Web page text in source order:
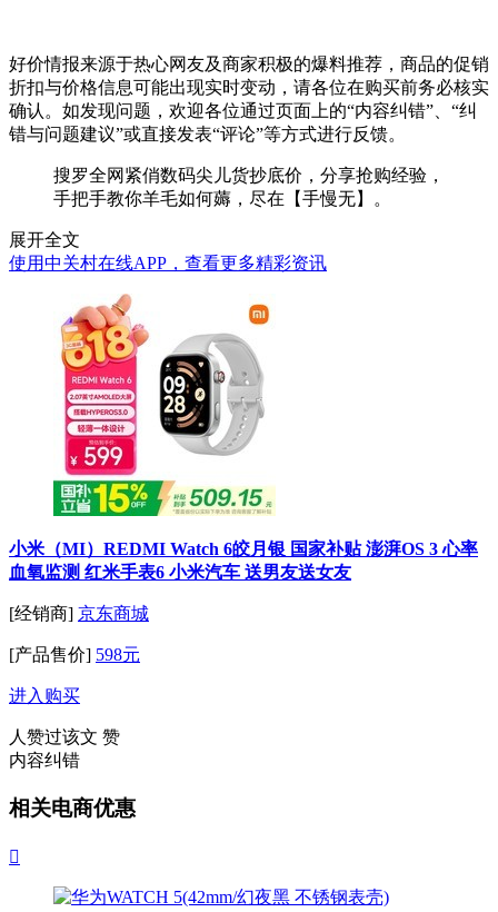
好价情报来源于热心网友及商家积极的爆料推荐，商品的促销
折扣与价格信息可能出现实时变动，请各位在购买前务必核实
确认。如发现问题，欢迎各位通过页面上的“内容纠错”、“纠
错与问题建议”或直接发表“评论”等方式进行反馈。
搜罗全网紧俏数码尖儿货抄底价，分享抢购经验，
手把手教你羊毛如何薅，尽在【手慢无】。
展开全文
使用中关村在线APP，查看更多精彩资讯
小米（MI）REDMI Watch 6皎月银 国家补贴 澎湃OS 3 心率
血氧监测 红米手表6 小米汽车 送男友送女友
[经销商] 京东商城
[产品售价] 598元
进入购买
人赞过该文 赞
内容纠错
相关电商优惠
